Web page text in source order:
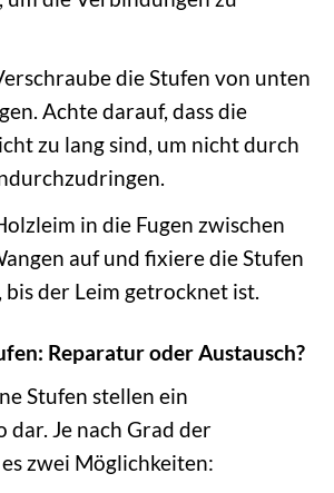
die Stufen von unten
Achte darauf, dass die
zu lang sind, um nicht durch
in die Fugen zwischen
auf und fixiere die Stufen
der Leim getrocknet ist.
Reparatur oder Austausch?
Stufen stellen ein
dar. Je nach Grad der
zwei Möglichkeiten: